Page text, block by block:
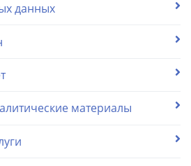
данных
материалы